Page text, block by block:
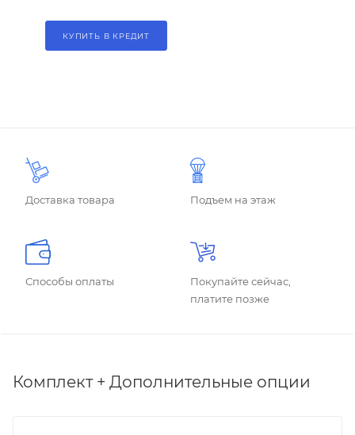
КУПИТЬ В КРЕДИТ
Доставка товара Подъем на этаж
Способы оплаты
Покупайте сейчас,
платите позже
Комплект + Дополнительные опции